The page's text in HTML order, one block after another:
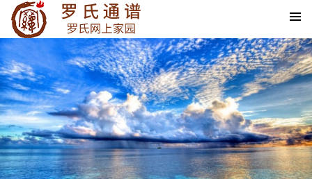
SKIP TO CONTENT